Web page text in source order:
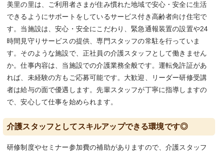
美里の里は、ご利用者さまが住み慣れた地域で安心・安全に生活
できるようにサポートをしているサービス付き高齢者向け住宅で
す。当施設は、安心・安全にこだわり、緊急通報装置の設置や24
時間見守りサービスの提供、専門スタッフの常駐を行っていま
す。そのような施設で、正社員の介護スタッフとして働きません
か。仕事内容は、当施設での介護業務全般です。運転免許証があ
れば、未経験の方もご応募可能です。大歓迎、リーダー研修受講
者は給与の面で優遇します。先輩スタッフが丁寧に指導しますの
で、安心して仕事を始められます。
介護スタッフとしてスキルアップできる環境です◎
研修制度やセミナー参加費の補助がありますので、介護スタッフ